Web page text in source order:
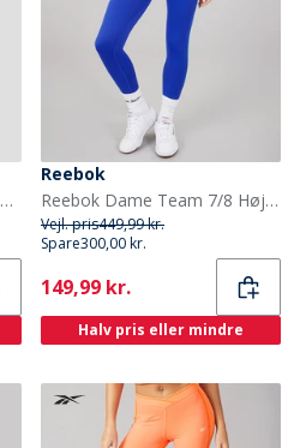
Lil' Atelier Piger Layo Leggings Coconut Milk
Reebok
Reebok Dame Team 7/8 Høj Talje Tætsiddende Leggings Boundless Blue
Vejl. pris449,99 kr.
Spare300,00 kr.
Current
149,99 kr.
Halv pris eller mindre